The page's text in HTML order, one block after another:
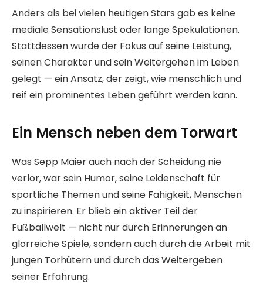
Anders als bei vielen heutigen Stars gab es keine
mediale Sensationslust oder lange Spekulationen.
Stattdessen wurde der Fokus auf seine Leistung,
seinen Charakter und sein Weitergehen im Leben
gelegt — ein Ansatz, der zeigt, wie menschlich und
reif ein prominentes Leben geführt werden kann.
Ein Mensch neben dem Torwart
Was Sepp Maier auch nach der Scheidung nie
verlor, war sein Humor, seine Leidenschaft für
sportliche Themen und seine Fähigkeit, Menschen
zu inspirieren. Er blieb ein aktiver Teil der
Fußballwelt — nicht nur durch Erinnerungen an
glorreiche Spiele, sondern auch durch die Arbeit mit
jungen Torhütern und durch das Weitergeben
seiner Erfahrung.